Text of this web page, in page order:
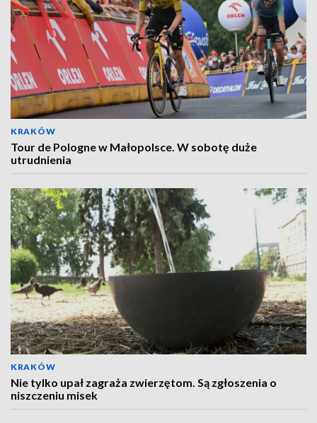
KRAKÓW
Tour de Pologne w Małopolsce. W sobotę duże
utrudnienia
KRAKÓW
Nie tylko upał zagraża zwierzętom. Są zgłoszenia o
niszczeniu misek